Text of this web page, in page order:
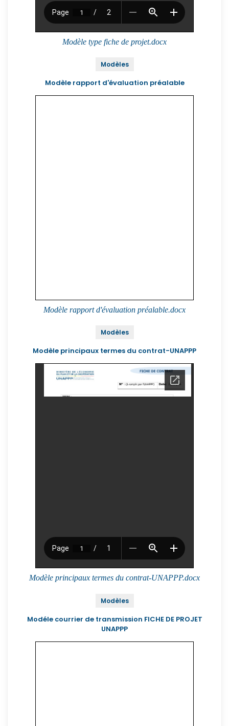
Modèle type fiche de projet.docx
Modèles
Modèle rapport d'évaluation préalable
Modèle rapport d'évaluation préalable.docx
Modèles
Modèle principaux termes du contrat-UNAPPP
Modèle principaux termes du contrat-UNAPPP.docx
Modèles
Modéle courrier de transmission FICHE DE PROJET
UNAPPP